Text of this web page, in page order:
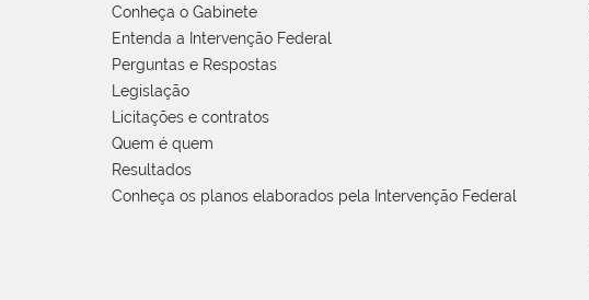
Conheça o Gabinete
Entenda a Intervenção Federal
Perguntas e Respostas
Legislação
Licitações e contratos
Quem é quem
Resultados
Conheça os planos elaborados pela Intervenção Federal